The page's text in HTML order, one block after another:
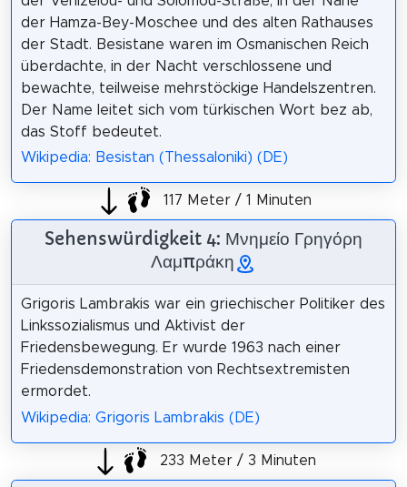
der Hamza-Bey-Moschee und des alten Rathauses
der Stadt. Besistane waren im Osmanischen Reich
überdachte, in der Nacht verschlossene und
bewachte, teilweise mehrstöckige Handelszentren.
Der Name leitet sich vom türkischen Wort bez ab,
das Stoff bedeutet.
Wikipedia: Besistan (Thessaloniki) (DE)
117 Meter / 1 Minuten
Sehenswürdigkeit 4: Μνημείο Γρηγόρη
Λαμπράκη
Grigoris Lambrakis war ein griechischer Politiker des
Linkssozialismus und Aktivist der
Friedensbewegung. Er wurde 1963 nach einer
Friedensdemonstration von Rechtsextremisten
ermordet.
Wikipedia: Grigoris Lambrakis (DE)
233 Meter / 3 Minuten